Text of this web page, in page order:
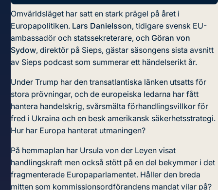
Omvärldsläget har satt en stark prägel på året i
Europapolitiken. Lars Danielsson, tidigare svensk EU-
ambassadör och statssekreterare, ochGöran von
Sydow, direktör på Sieps, gästar säsongens sista avsnitt
av Sieps podcast som summerar ett händelserikt år.
Under Trump har den transatlantiska länken utsatts för
stora prövningar, och de europeiska ledarna har fått
hantera handelskrig, svårsmälta förhandlingsvillkor för
fred i Ukraina och en besk amerikansk säkerhetsstrategi.
Hur har Europa hanterat utmaningen?
På hemmaplan har Ursula von der Leyen visat
handlingskraft men också stött på en del bekymmer i det
fragmenterade Europaparlamentet. Håller den breda
mitten som kommissionsordförandens mandat vilar på?